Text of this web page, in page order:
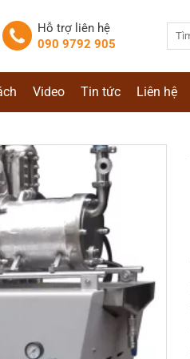
Hỗ trợ liên hệ
090 9792 905
Video Tin tức Liên hệ